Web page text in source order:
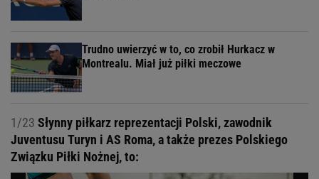
Trudno uwierzyć w to, co zrobił Hurkacz w
Montrealu. Miał już piłki meczowe
1/23 Słynny piłkarz reprezentacji Polski, zawodnik
Juventusu Turyn i AS Roma, a także prezes Polskiego
Związku Piłki Nożnej, to: